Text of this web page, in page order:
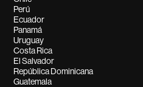
Perú
Ecuador
Panamá
Uruguay
Costa Rica
El Salvador
República Dominicana
Guatemala